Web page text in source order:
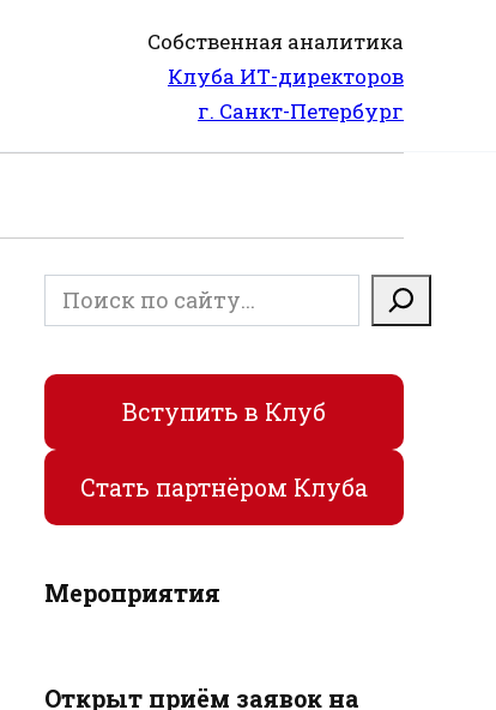
Собственная аналитика
Клуба ИТ-директоров
г. Санкт-Петербург
Поиск
Вступить в Клуб
Стать партнёром Клуба
Мероприятия
Открыт приём заявок на